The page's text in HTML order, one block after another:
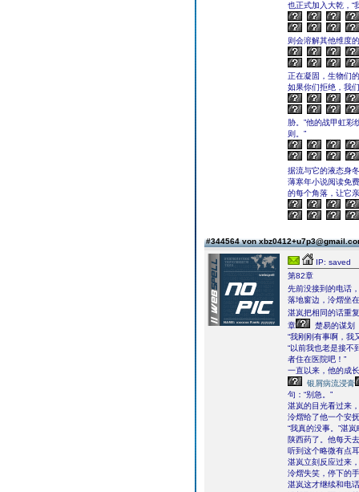
也正式加入大乾，“
则会溶解其他维度
正在凝固，生物们
如果你们拒绝，我
胁。”他的战甲虹
则。”
据流与它的液态身
薄寒年小说阅读免
的每个角落，让它
#344564 von
IP: saved
第82章
先前没接到的电话
落地窗边，泠熠坐
湛岚把相同的话重
章
楚易的谋划
“我刚刚有事啊，我
“以前我也老是接
者住在医院吧！”
一直以来，他的成
银屑病流浸膏
句：“别急。”
湛岚的目光看过来
泠熠给了他一个安
“我真的没事。”湛
陕西药了。他每天
听到这个略微有点
湛岚立刻反应过来
泠熠失笑，停下的
湛岚这才继续和电